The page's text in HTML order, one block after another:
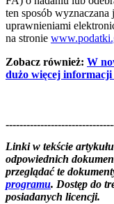
ten sposób wyznaczana
uprawnieniami
na stronie
Zobacz również: W
dużo więcej informacji
Linki w tekście
odpowiednich
przeglądać te
programu. Dostęp do
posiadanych licencji.